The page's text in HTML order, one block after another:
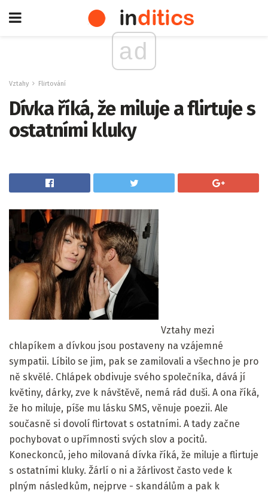
ad
Vztahy Flirtování
Dívka říká, že miluje a flirtuje s
ostatními kluky
Vztahy mezi
chlapíkem a dívkou jsou postaveny na vzájemné
sympatii. Líbilo se jim, pak se zamilovali a všechno je pro
ně skvělé. Chlápek obdivuje svého společníka, dává jí
květiny, dárky, zve k návštěvě, nemá rád duši. A ona říká,
že ho miluje, píše mu lásku SMS, věnuje poezii. Ale
současně si dovolí flirtovat s ostatními. A tady začne
pochybovat o upřímnosti svých slov a pocitů.
Koneckonců, jeho milovaná dívka říká, že miluje a flirtuje
s ostatními kluky. Žárlí o ni a žárlivost často vede k
plným následkům, nejprve - skandálům a pak k